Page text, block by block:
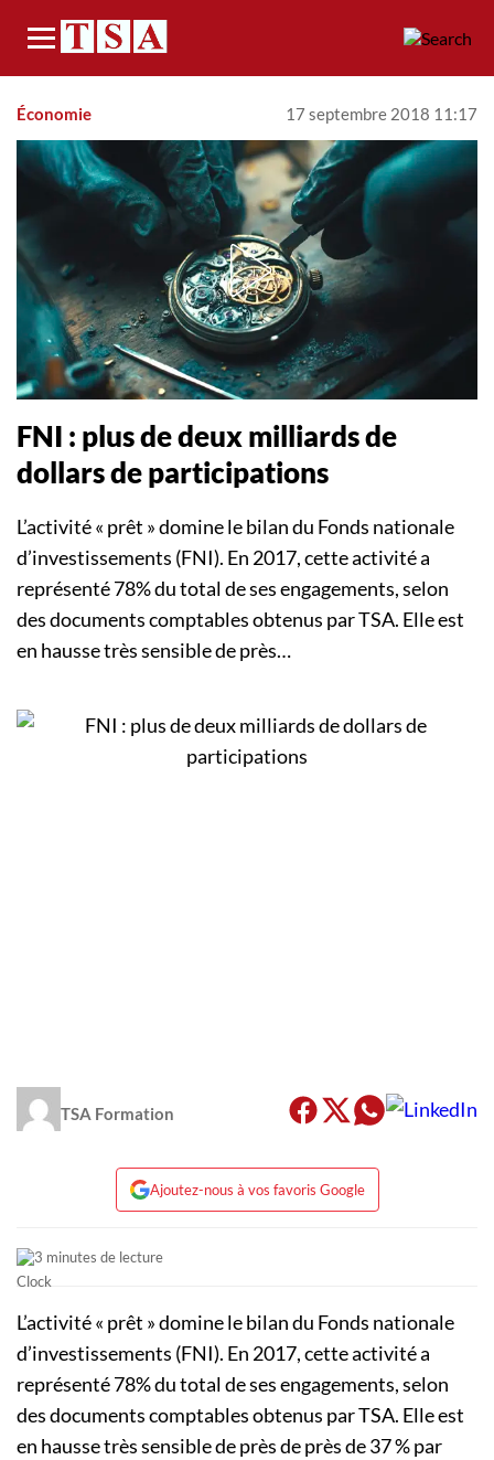
Menu
Économie 17 septembre 2018 11:17
FNI : plus de deux milliards de
dollars de participations
L’activité « prêt » domine le bilan du Fonds nationale
d’investissements (FNI). En 2017, cette activité a
représenté 78% du total de ses engagements, selon
des documents comptables obtenus par TSA. Elle est
en hausse très sensible de près…
TSA Formation
Ajoutez-nous à vos favoris Google
3 minutes de lecture
L’activité « prêt » domine le bilan du Fonds nationale
d’investissements (FNI). En 2017, cette activité a
représenté78%du total de ses engagements, selon
des documentscomptablesobtenus parTSA. Elle est
en hausse très sensiblede près de prèsde 37 % par